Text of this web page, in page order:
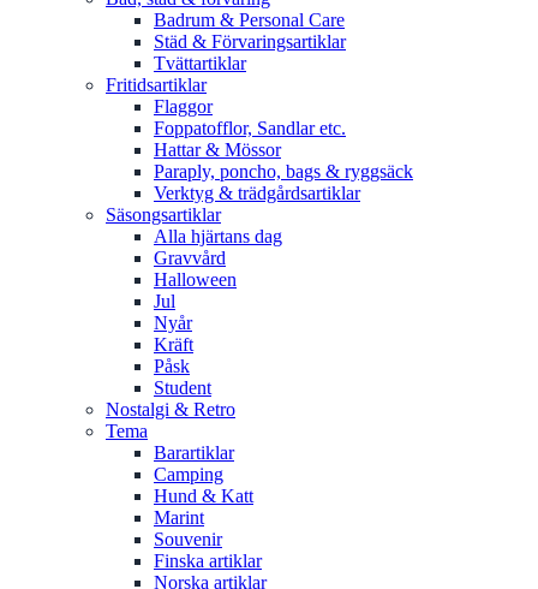
Badrum & Personal Care
Städ & Förvaringsartiklar
Tvättartiklar
Fritidsartiklar
Flaggor
Foppatofflor, Sandlar etc.
Hattar & Mössor
Paraply, poncho, bags & ryggsäck
Verktyg & trädgårdsartiklar
Säsongsartiklar
Alla hjärtans dag
Gravvård
Halloween
Jul
Nyår
Kräft
Påsk
Student
Nostalgi & Retro
Tema
Barartiklar
Camping
Hund & Katt
Marint
Souvenir
Finska artiklar
Norska artiklar